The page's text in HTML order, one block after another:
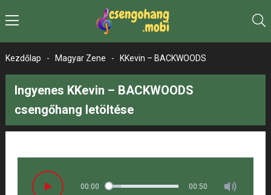
Kezdőlap - Magyar Zene - KKevin – BACKWOODS
Ingyenes KKevin – BACKWOODS
csengőhang letöltése
00:00 00:50